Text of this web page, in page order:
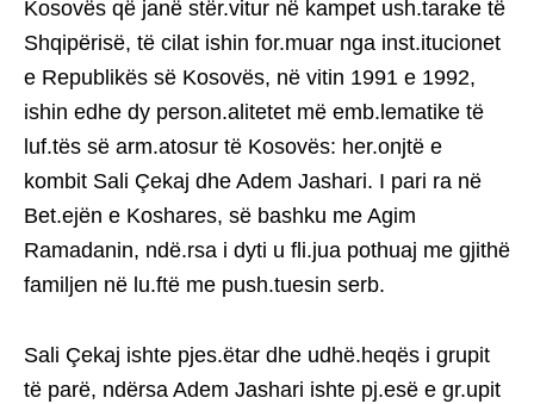
Kosovës që janë stër.vitur në kampet ush.tarake të
Shqipërisë, të cilat ishin for.muar nga inst.itucionet
e Republikës së Kosovës, në vitin 1991 e 1992,
ishin edhe dy person.alitetet më emb.lematike të
luf.tës së arm.atosur të Kosovës: her.onjtë e
kombit Sali Çekaj dhe Adem Jashari. I pari ra në
Bet.ejën e Koshares, së bashku me Agim
Ramadanin, ndë.rsa i dyti u fli.jua pothuaj me gjithë
familjen në lu.ftë me push.tuesin serb.
Sali Çekaj ishte pjes.ëtar dhe udhë.heqës i grupit
të parë, ndërsa Adem Jashari ishte pj.esë e gr.upit